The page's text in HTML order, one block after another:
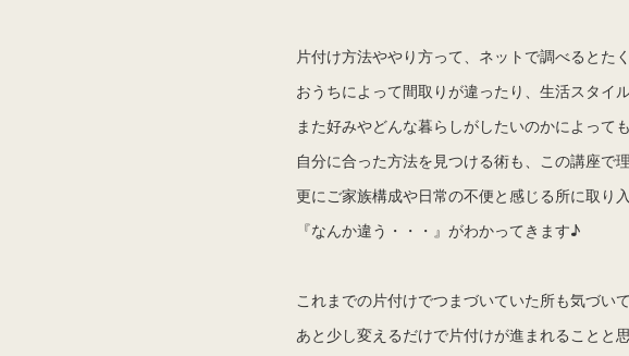
片付け方法ややり方って、ネットで調べるとた
おうちによって間取りが違ったり、生活スタイ
また好みやどんな暮らしがしたいのかによって
自分に合った方法を見つける術も、この講座で
更にご家族構成や日常の不便と感じる所に取り
『なんか違う・・・』がわかってきます♪
これまでの片付けでつまづいていた所も気づい
あと少し変えるだけで片付けが進まれることと